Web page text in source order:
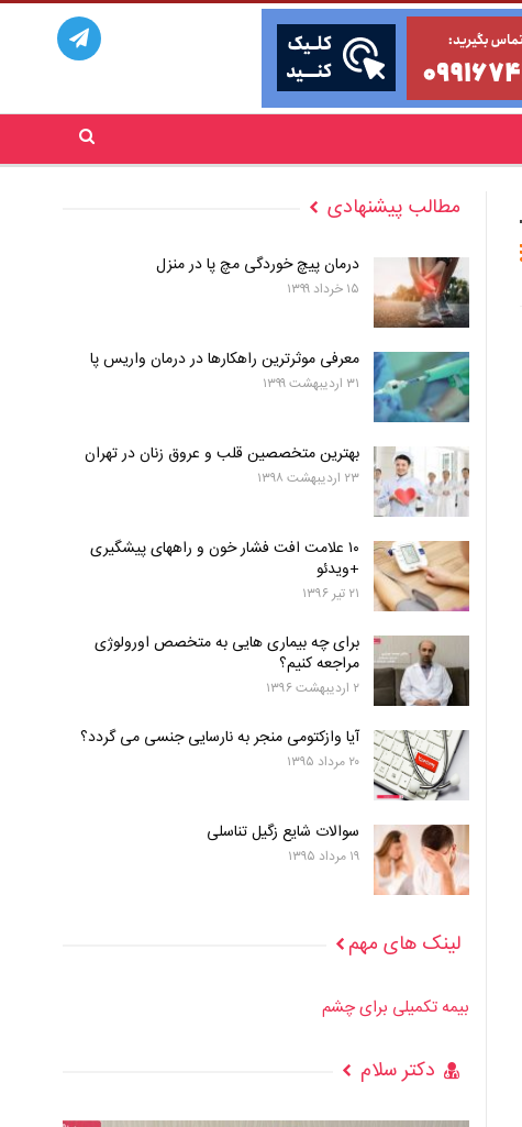
مطالب پیشنهادی
درمان پیچ خوردگی مچ پا در منزل
۱۵ خرداد ۱۳۹۹
معرفی موثرترین راهکارها در درمان واریس پا
۳۱ اردیبهشت ۱۳۹۹
بهترین متخصصین قلب و عروق زنان در تهران
۲۳ اردیبهشت ۱۳۹۸
۱۰ علامت افت فشار خون و راههای پیشگیری
+ویدئو
۲۱ تیر ۱۳۹۶
برای چه بیماری هایی به متخصص اورولوژی
مراجعه کنیم؟
۲ اردیبهشت ۱۳۹۶
آیا وازکتومی منجر به نارسایی جنسی می گردد؟
۲۰ مرداد ۱۳۹۵
سوالات شایع زگیل تناسلی
۱۹ مرداد ۱۳۹۵
لینک های مهم
بیمه تکمیلی برای چشم
دکتر سلام